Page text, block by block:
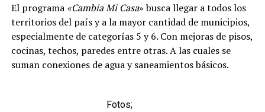
El programa «Cambia Mi Casa» busca llegar a todos los
territorios del país y a la mayor cantidad de municipios,
especialmente de categorías 5 y 6. Con mejoras de pisos,
cocinas, techos, paredes entre otras. A las cuales se
suman conexiones de agua y saneamientos básicos.
Fotos;